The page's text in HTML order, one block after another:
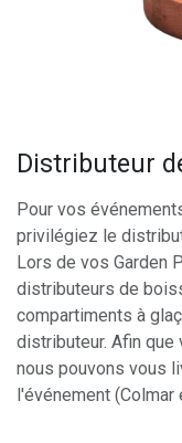
Distributeur
Pour vos
privilégiez le
Lors de vos Garden
distributeurs de
compartiments à
distributeur. Afin que
nous pouvons vous
l'événement (Colmar